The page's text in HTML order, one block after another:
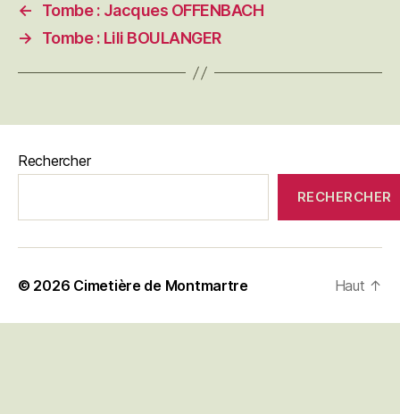
←
Tombe : Jacques OFFENBACH
→
Tombe : Lili BOULANGER
Rechercher
RECHERCHER
© 2026 Cimetière de Montmartre Haut ↑